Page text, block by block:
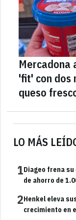
LO MÁS
1Diageo frena
de ahorro de
2Henkel eleva
crecimiento en
Mercadona
'fit' con dos
queso